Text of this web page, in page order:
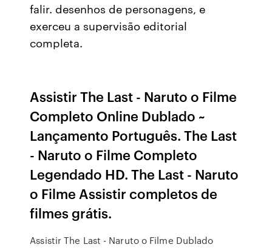
falir. desenhos de personagens, e
exerceu a supervisão editorial
completa.
Assistir The Last - Naruto o Filme
Completo Online Dublado ~
Lançamento Português. The Last
- Naruto o Filme Completo
Legendado HD. The Last - Naruto
o Filme Assistir completos de
filmes grátis.
Assistir The Last - Naruto o Filme Dublado